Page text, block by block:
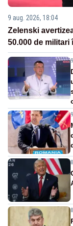
9 aug. 2026, 18:04
Zelenski
50.000 de militari